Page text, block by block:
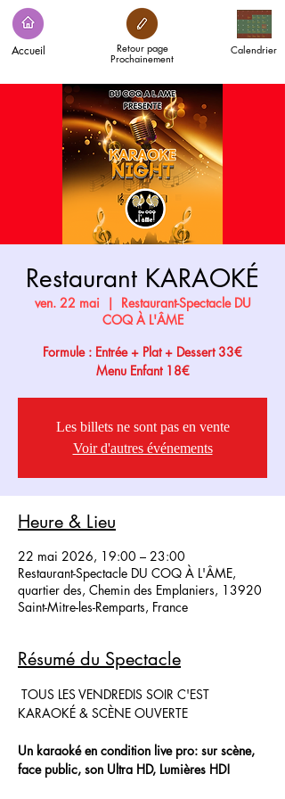
Accueil Calendrier
Retour page
Prochainement
Restaurant KARAOKÉ
ven. 22 mai
  |
Restaurant-Spectacle DU
COQ À L'ÂME
Formule : Entrée + Plat + Dessert 33€
Menu Enfant 18€
Les billets ne sont pas en vente
Voir d'autres événements
Heure & Lieu
22 mai 2026, 19:00 – 23:00
Restaurant-Spectacle DU COQ À L'ÂME,
quartier des, Chemin des Emplaniers, 13920
Saint-Mitre-les-Remparts, France
Résumé du Spectacle
TOUS LES VENDREDIS SOIR C'EST
KARAOKÉ & SCÈNE OUVERTE
Un karaoké en condition live pro: sur scène,
face public, son Ultra HD, Lumières HD!